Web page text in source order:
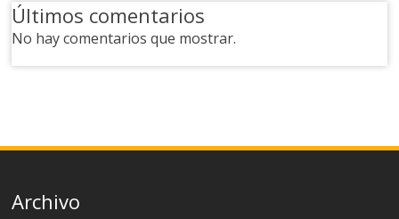
Últimos comentarios
No hay comentarios que mostrar.
Archivo